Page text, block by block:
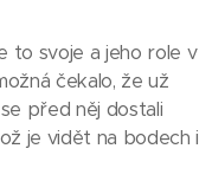
to svoje a jeho role v
čekalo, že už
před něj dostali
je vidět na bodech i